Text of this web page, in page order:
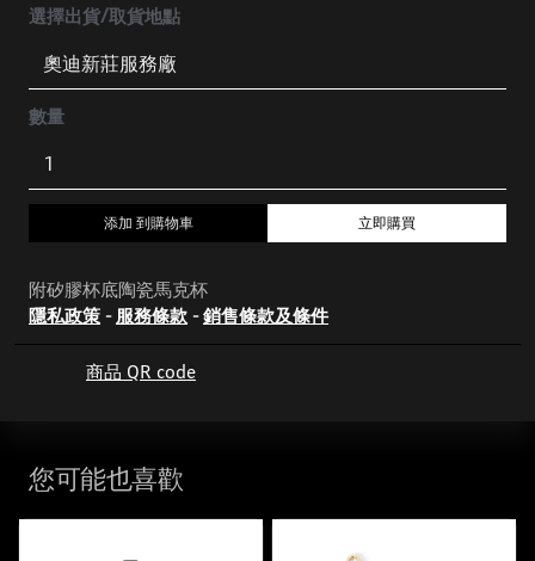
選擇出貨/取貨地點
數量
添加 到購物車 立即購買
附矽膠杯底陶瓷馬克杯
隱私政策 - 服務條款 -銷售條款及條件
商品 QR code
您可能也喜歡